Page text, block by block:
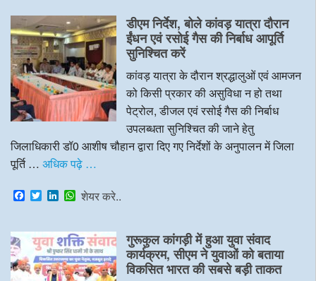
e
b
o
o
k
t
t
e
r
k
e
d
I
n
t
s
A
p
p
डीएम निर्देश, बोले कांवड़ यात्रा दौरान
ईंधन एवं रसोई गैस की निर्बाध आपूर्ति
सुनिश्चित करें
कांवड़ यात्रा के दौरान श्रद्धालुओं एवं आमजन
को किसी प्रकार की असुविधा न हो तथा
पेट्रोल, डीजल एवं रसोई गैस की निर्बाध
उपलब्धता सुनिश्चित की जाने हेतु
जिलाधिकारी डॉ0 आशीष चौहान द्वारा दिए गए निर्देशों के अनुपालन में जिला
पूर्ति … अधिक पढ़े …
F
a
e
b
o
k
T
w
t
t
e
r
L
k
e
d
I
n
W
t
s
A
p
p
शेयर करे..
गुरूकुल कांगड़ी में हुआ युवा संवाद
कार्यक्रम, सीएम ने युवाओं को बताया
विकसित भारत की सबसे बड़ी ताकत